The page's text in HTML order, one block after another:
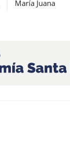
María Juana